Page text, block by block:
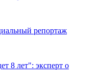
репортаж
8 лет": эксперт о